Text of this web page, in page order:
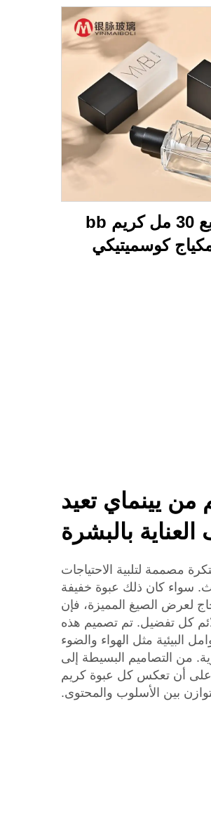
مربع 30 مل كريم bb
كوسميتيكي
من يينماي تعيد
بالبشرة
مصممة لتلبية الاحتياجات
سواء كان ذلك عبوة خفيفة
لعرض الصيغ المميزة، فإن
كل تفضيل. تم تصميم هذه
البيئية مثل الهواء والضوء
من التصاميم البسيطة إلى
على أن تعكس كل عبوة كريم
بين الأسلوب والمحتوى.